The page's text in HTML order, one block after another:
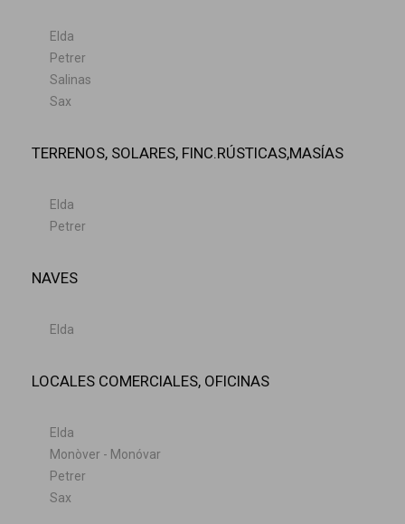
Elda
Petrer
Salinas
Sax
TERRENOS, SOLARES, FINC.RÚSTICAS,MASÍAS
Elda
Petrer
NAVES
Elda
LOCALES COMERCIALES, OFICINAS
Elda
Monòver - Monóvar
Petrer
Sax